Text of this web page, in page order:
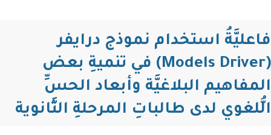
فاعليَّةُ استخدام نموذج درايفر
(Models Driver) في تنميةِ بعض
المفاهيم البلاغيَّة وأبعاد الحسِّ
الُّلغوي لدى طالباتِ المرحلةِ الثَّانوية